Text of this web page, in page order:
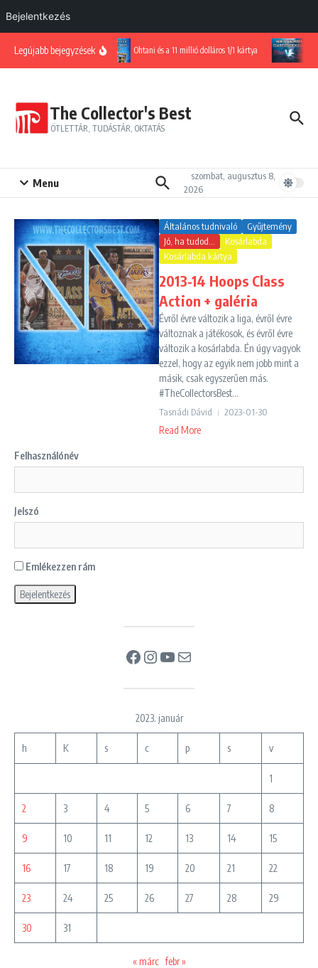
Bejelentkezés
Legújabb bejegyzések
Ohtani és a 11 millió dolláros 1/1 kártya
The Collector's Best
ÖTLETTÁR, TUDÁSTÁR, OKTATÁS
Menu
szombat, augusztus 8,
2026
Általános tudnivaló
Gyűjtemény
Jó, ha tudod...
Kosárlabda
Kosárlabda kártya
2013-14 Hoops Class
Action + galéria
Évről évre változik a liga, évről évre
változnak a játékosok, és évről évre
változik a kosárlabda. Én úgy vagyok
ezzel, hogy az egyik nem jobb mint a
másik, csak egyszerűen más.
#TheCollectorsBest...
Tasnádi Dávid 2023-01-30
Read More
Felhasználónév
Jelszó
Emlékezzen rám
Facebook
Instagram
YouTube
Mail
2023. január
h K s c p s v
1
2 3 4 5 6 7 8
9 10 11 12 13 14 15
16 17 18 19 20 21 22
23 24 25 26 27 28 29
30 31
« márc febr »